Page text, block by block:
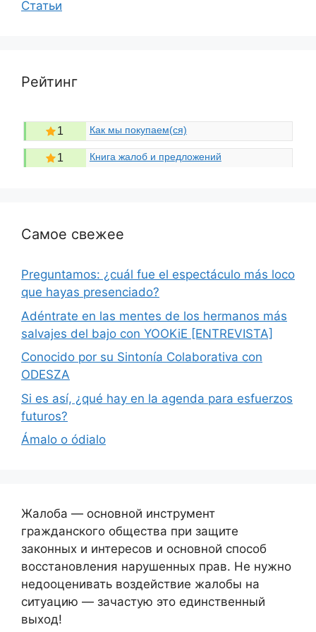
Статьи
Рейтинг
1 Как мы покупаем(ся)
1 Книга жалоб и предложений
Самое свежее
Preguntamos: ¿cuál fue el espectáculo más loco
que hayas presenciado?
Adéntrate en las mentes de los hermanos más
salvajes del bajo con YOOKiE [ENTREVISTA]
Conocido por su Sintonía Colaborativa con
ODESZA
Si es así, ¿qué hay en la agenda para esfuerzos
futuros?
Ámalo o ódialo
Жалоба — основной инструмент
гражданского общества при защите
законных и интересов и основной способ
восстановления нарушенных прав. Не нужно
недооценивать воздействие жалобы на
ситуацию — зачастую это единственный
выход!